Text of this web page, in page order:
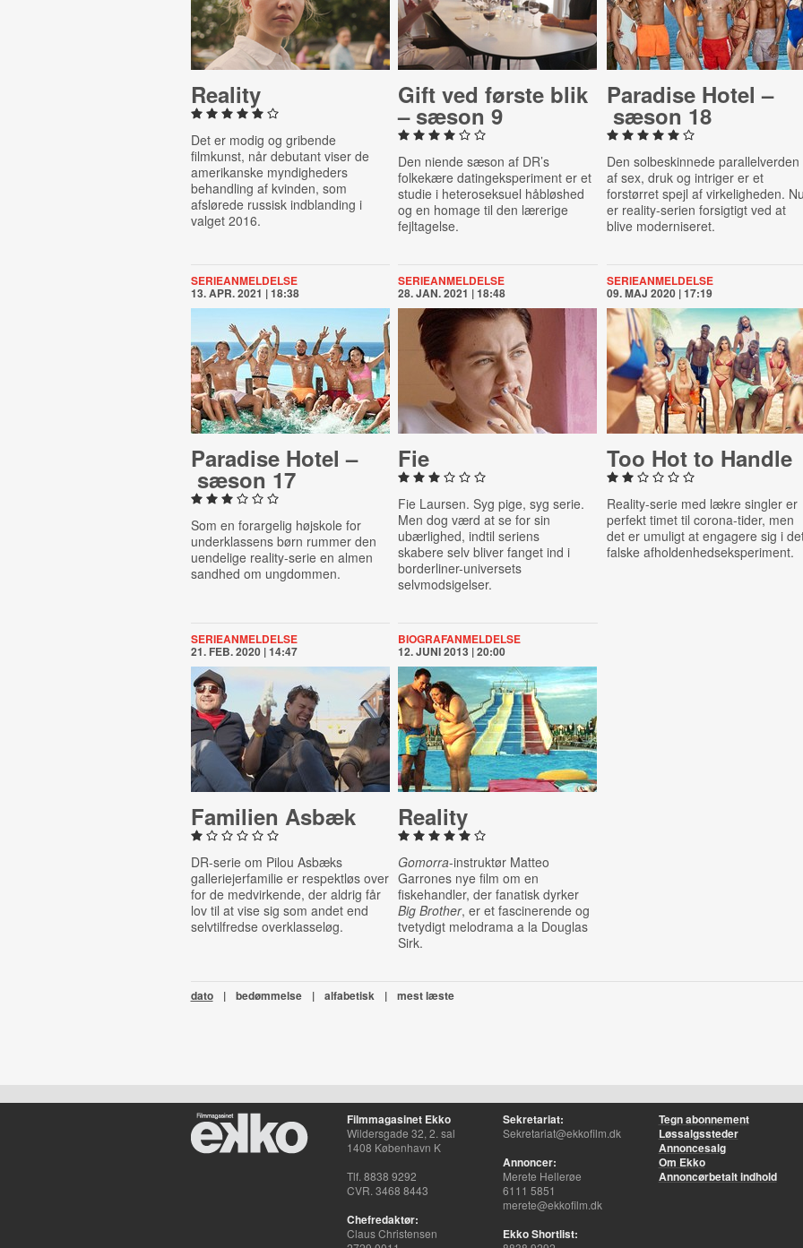
Reality
Det er modig og gribende
filmkunst, når debutant viser de
amerikanske myndigheders
behandling af kvinden, som
afslørede russisk indblanding i
valget 2016.
Gift ved første blik
– sæson 9
Den niende sæson af DR’s
folkekære datingeksperiment er et
studie i heteroseksuel håbløshed
og en homage til den lærerige
fejltagelse.
Paradise Hotel –
sæson 18
Den solbeskinnede parallelverden
af sex, druk og intriger er et
forstørret spejl af virkeligheden.
er reality-serien forsigtigt ved at
blive moderniseret.
SERIEANMELDELSE
13. APR. 2021 | 18:38
Paradise Hotel –
sæson 17
Som en forargelig højskole for
underklassens børn rummer den
uendelige reality-serie en almen
sandhed om ungdommen.
SERIEANMELDELSE
28. JAN. 2021 | 18:48
Fie
Fie Laursen. Syg pige, syg serie.
Men dog værd at se for sin
ubærlighed, indtil seriens
skabereselv bliver fanget ind i
borderliner-universets
selvmodsigelser.
SERIEANMELDELSE
09. MAJ 2020 | 17:19
Too Hot to Handle
Reality-serie med lækre singler er
perfekt timet til corona-tider, men
det er umuligt at engagere sig i
falske afholdenhedseksperiment.
SERIEANMELDELSE
21. FEB. 2020 | 14:47
Familien Asbæk
DR-serie om Pilou Asbæks
galleriejerfamilie er respektløs over
for de medvirkende, der aldrig får
lov til at vise sig som andet end
selvtilfredse overklasseløg.
BIOGRAFANMELDELSE
12. JUNI 2013 | 20:00
Reality
Gomorra-instruktør Matteo
Garrones nye film om en
fiskehandler, der fanatisk dyrker
Big Brother, er et fascinerende og
tvetydigt melodrama a la Douglas
Sirk.
dato | bedømmelse | alfabetisk | mest læste
Filmmagasinet Ekko
Wildersgade 32, 2. sal
1408 København K
Tlf. 8838 9292
CVR. 3468 8443
Chefredaktør:
Claus Christensen
Sekretariat:
Sekretariat@ekkofilm.dk
Annoncer:
Merete Hellerøe
6111 5851
merete@ekkofilm.dk
Ekko Shortlist:
Tegn abonnement
Løssalgssteder
Annoncesalg
Om Ekko
Annoncørbetalt indhold